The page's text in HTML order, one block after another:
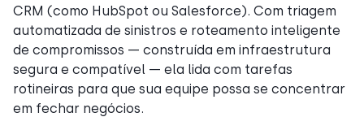
CRM (como HubSpot ou Salesforce). Com triagem
automatizada de sinistros e roteamento inteligente
de compromissos — construída em infraestrutura
segura e compatível — ela lida com tarefas
rotineiras para que sua equipe possa se concentrar
em fechar negócios.